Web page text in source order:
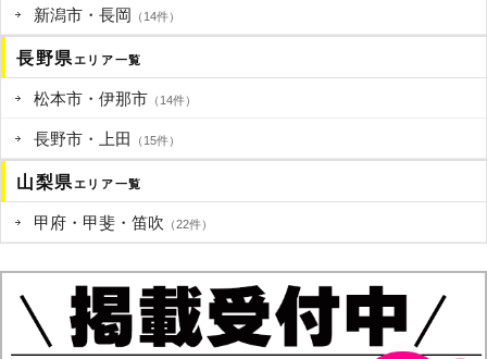
新潟市・長岡 （14件）
長野県エリア一覧
松本市・伊那市 （14件）
長野市・上田 （15件）
山梨県エリア一覧
甲府・甲斐・笛吹 （22件）